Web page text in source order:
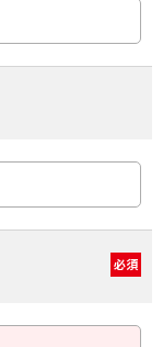
必須